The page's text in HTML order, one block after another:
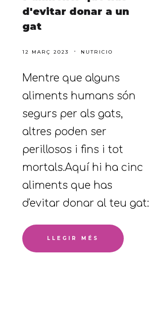
d'evitar donar a un
gat
12 MARÇ 2023 NUTRICIO
Mentre que alguns
aliments humans són
segurs per als gats,
altres poden ser
perillosos i fins i tot
mortals.Aquí hi ha cinc
aliments que has
d'evitar donar al teu gat:
LLEGIR MÉS